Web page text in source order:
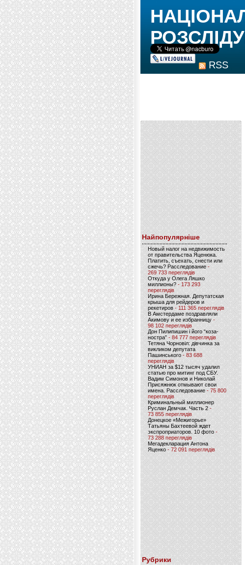
RSS
Найпопулярніше
Новый налог на недвижимость
от правительства Яценюка.
Платить, съехать, снести или
сжечь? Расследование-
269 733 переглядів
Откуда у Олега Ляшко
миллионы? - 173 293
переглядів
Ирина Бережная. Депутатская
крыша для рейдеров и
рекетиров - 111 365 переглядів
В Амстердаме поздравляли
Акимову и ее избранницу -
98 102 переглядів
Дон Пилипишин і його “коза-
ностра” - 84 777 переглядів
Тетяна Чорновіл: дівчинка за
викликом депутата
Пашинського- 83 688
переглядів
УНИАН за $12 тысяч удалил
статью про митинг под СБУ.
Вадим Симонов и Николай
Присяжнюк отмывают свои
имена. Расследование - 75 800
переглядів
Криминальный миллионер
Руслан Демчак. Часть 2-
73 855 переглядів
Донецкое «Межигорье»
Татьяны Бахтеевой ждет
экспроприаторов. 10 фото -
73 288 переглядів
Мегадекларация Антона
Яценко - 72 091 переглядів
Рубрики